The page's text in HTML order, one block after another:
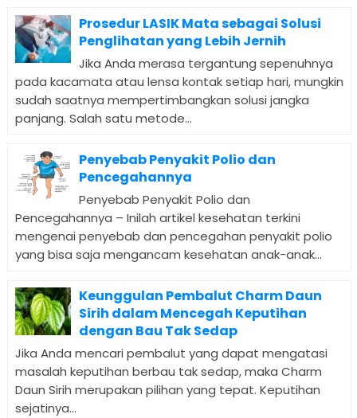
Prosedur LASIK Mata sebagai Solusi
Penglihatan yang Lebih Jernih
Jika Anda merasa tergantung sepenuhnya
pada kacamata atau lensa kontak setiap hari, mungkin
sudah saatnya mempertimbangkan solusi jangka
panjang. Salah satu metode...
Penyebab Penyakit Polio dan
Pencegahannya
Penyebab Penyakit Polio dan
Pencegahannya – Inilah artikel kesehatan terkini
mengenai penyebab dan pencegahan penyakit polio
yang bisa saja mengancam kesehatan anak-anak...
Keunggulan Pembalut Charm Daun
Sirih dalam Mencegah Keputihan
dengan Bau Tak Sedap
Jika Anda mencari pembalut yang dapat mengatasi
masalah keputihan berbau tak sedap, maka Charm
Daun Sirih merupakan pilihan yang tepat. Keputihan
sejatinya...